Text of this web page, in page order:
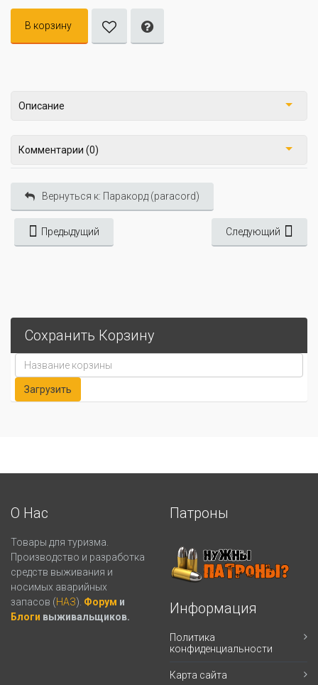
В корзину
Описание
Комментарии (0)
Вернуться к: Паракорд (paracord)
Предыдущий Следующий
Сохранить Корзину
О Нас
Товары для туризма.
Производство и разработка
средств выживания и
носимых аварийных
запасов (НАЗ). Форум и
Блоги выживальщиков.
Патроны
Информация
Политика
конфиденциальности
Карта сайта